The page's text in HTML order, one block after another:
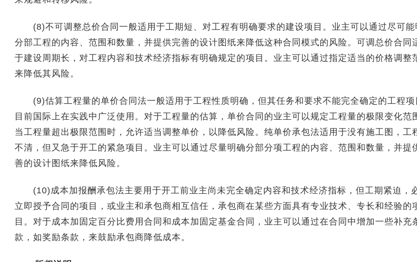
(8)不可调整总价合同一般适用于工期短、对工程有明确要求的建设项目。业主可以通过尽可能
分部工程的内容、范围和数量，并提供完善的设计图纸来降低这种合同模式的风险。可调总价合同
于建设周期长，对工程内容和技术经济指标有明确规定的项目。业主可以通过指定适当的价格调整
来降低其风险。
(9)估算工程量的单价合同法一般适用于工程性质明确，但其任务和要求不能完全确定的工程项
目前国际上在实践中广泛使用。对于工程量的估算，单价合同的业主可以规定工程量的极限变化范
当工程量超出极限范围时，允许适当调整单价，以降低风险。纯单价承包法适用于没有施工图，工
不清，但又急于开工的紧急项目。业主可以通过尽量明确分部分项工程的内容、范围和数量，并提
善的设计图纸来降低风险。
(10)成本加报酬承包法主要用于开工前业主尚未完全确定内容和技术经济指标，但工期紧迫，
立即授予合同的项目，或业主和承包商相互信任，承包商在某些方面具有专业技术、专长和经验的
目。对于成本加固定百分比费用合同和成本加固定基金合同，业主可以通过在合同中增加一些补充
款，如奖励条款，来鼓励承包商降低成本。